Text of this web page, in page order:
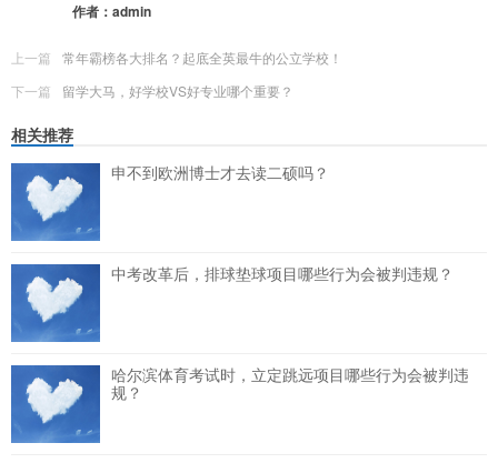
作者： admin
上一篇
常年霸榜各大排名？起底全英最牛的公立学校！
下一篇
留学大马，好学校VS好专业哪个重要？
相关推荐
申不到欧洲博士才去读二硕吗？
中考改革后，排球垫球项目哪些行为会被判违规？
哈尔滨体育考试时，立定跳远项目哪些行为会被判违
规？